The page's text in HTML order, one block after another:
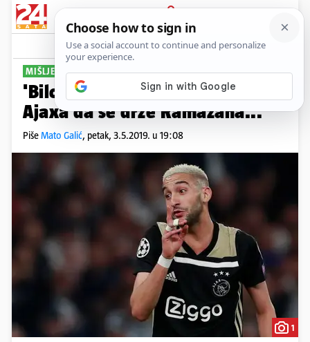
PRIJAVA
Sport Komentari
MIŠLJENJE STRUČNJAKA
'Bilo bi neodgovorno od igrača
Ajaxa da se drže Ramazana...'
PišeMato Galić, petak, 3.5.2019. u 19:08
1